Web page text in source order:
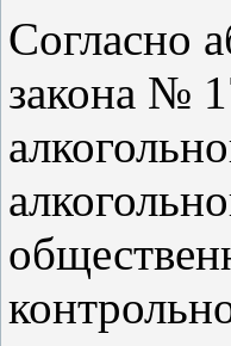
Согласно
закона №